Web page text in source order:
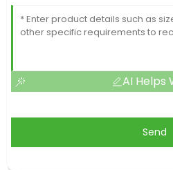
AI Helps
Send